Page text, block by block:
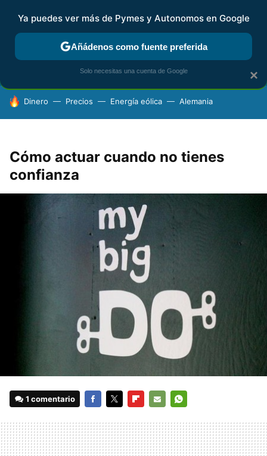
FISCALIDAD Y CONTABILIDAD KIT DIGITAL RENTA
HOY SE HABLA DE
Dinero Precios Energía eólica Alemania
Cómo actuar cuando no tienes
confianza
1 comentario
MAIL
×
Ya puedes ver más de Pymes y Autonomos en Google
Añádenos como fuente preferida
Solo necesitas una cuenta de Google